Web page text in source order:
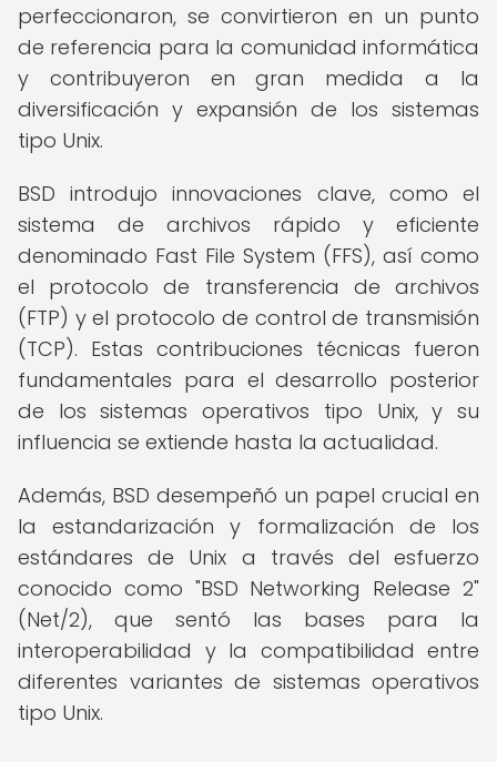
perfeccionaron, se convirtieron en un punto
de referencia para la comunidad informática
y contribuyeron en gran medida a la
diversificación y expansión de los sistemas
tipo Unix.
BSD introdujo innovaciones clave, como el
sistema de archivos rápido y eficiente
denominado Fast File System (FFS), así como
el protocolo de transferencia de archivos
(FTP) y el protocolo de control de transmisión
(TCP). Estas contribuciones técnicas fueron
fundamentales para el desarrollo posterior
de los sistemas operativos tipo Unix, y su
influencia se extiende hasta la actualidad.
Además, BSD desempeñó un papel crucial en
la estandarización y formalización de los
estándares de Unix a través del esfuerzo
conocido como "BSD Networking Release 2"
(Net/2), que sentó las bases para la
interoperabilidad y la compatibilidad entre
diferentes variantes de sistemas operativos
tipo Unix.